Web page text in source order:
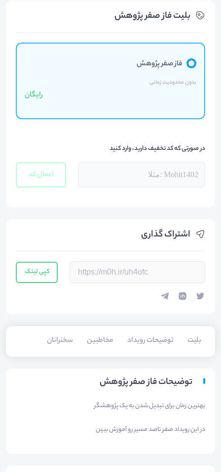
اشتراک گذاری
کپی لینک
بلیت‌ توضیحات رویداد مخاطبین سخنرانان
بلیت‌ فاز صفر پژوهش
فاز صفر پژوهش
بدون محدودیت زمانی
رایگان
در صورتی که کد تخفیف دارید، وارد کنید
اعمال کد
توضیحات فاز صفر پژوهش
بهترین زمان برای تبدیل شدن به یک پژوهشگر
در این رویداد صفر تاصد مسیر رو آموزش ببین